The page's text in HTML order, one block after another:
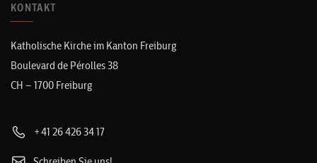
KONTAKT
Katholische Kirche im Kanton Freiburg
Boulevard de Pérolles 38
CH – 1700 Freiburg
+41 26 426 34 17